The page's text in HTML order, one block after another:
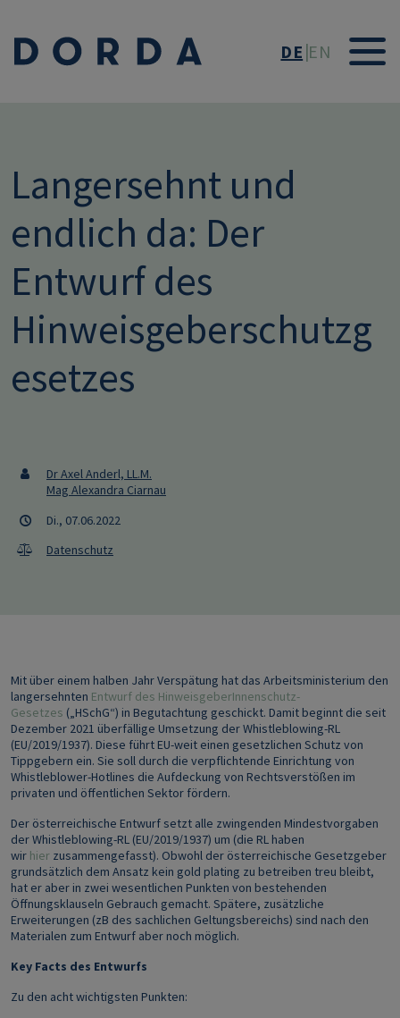
DE EN
Langersehnt und
endlich da: Der
Entwurf des
Hinweisgeberschutzg
esetzes
Dr Axel Anderl, LL.M.
Mag Alexandra Ciarnau
Di., 07.06.2022
Datenschutz
Mit über einem halben Jahr Verspätung hat das Arbeitsministerium den
langersehnten Entwurf des HinweisgeberInnenschutz-
Gesetzes („HSchG“) in Begutachtung geschickt. Damit beginnt die seit
Dezember 2021 überfällige Umsetzung der Whistleblowing-RL
(EU/2019/1937). Diese führt EU-weit einen gesetzlichen Schutz von
Tippgebern ein. Sie soll durch die verpflichtende Einrichtung von
Whistleblower-Hotlines die Aufdeckung von Rechtsverstößen im
privaten und öffentlichen Sektor fördern.
Der österreichische Entwurf setzt alle zwingenden Mindestvorgaben
der Whistleblowing-RL (EU/2019/1937) um (die RL haben
wir hier zusammengefasst). Obwohl der österreichische Gesetzgeber
grundsätzlich dem Ansatz kein gold plating zu betreiben treu bleibt,
hat er aber in zwei wesentlichen Punkten von bestehenden
Öffnungsklauseln Gebrauch gemacht. Spätere, zusätzliche
Erweiterungen (zB des sachlichen Geltungsbereichs) sind nach den
Materialen zum Entwurf aber noch möglich.
Key Facts des Entwurfs
Zu den acht wichtigsten Punkten: